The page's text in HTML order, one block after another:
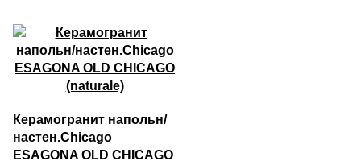
Керамогранит напольн/
настен.Chicago
ESAGONA OLD CHICAGO